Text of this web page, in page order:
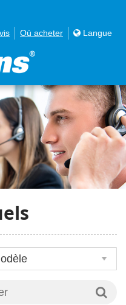
Où acheter Langue